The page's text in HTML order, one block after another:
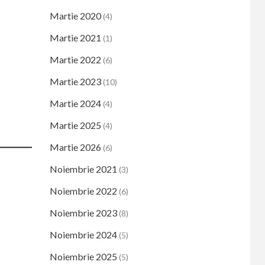
Martie 2020(4)
Martie 2021 (1)
Martie 2022 (6)
Martie 2023(10)
Martie 2024(4)
Martie 2025 (4)
Martie 2026 (6)
Noiembrie 2021 (3)
Noiembrie 2022 (6)
Noiembrie 2023(8)
Noiembrie 2024(5)
Noiembrie 2025 (5)